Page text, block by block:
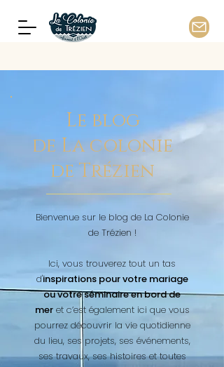
Le blog
de La colonie
de Trézien
Bienvenue sur le blog de La Colonie
de Trézien !
Ici, vous trouverez tout un tas
d'inspirations pour votre mariage
ou votre séminaire en bord de
meret c’est également ici que vous
pourrez découvrir la vie quotidienne
du lieu, ses projets, ses événements,
ses travaux, ses histoires et toutes